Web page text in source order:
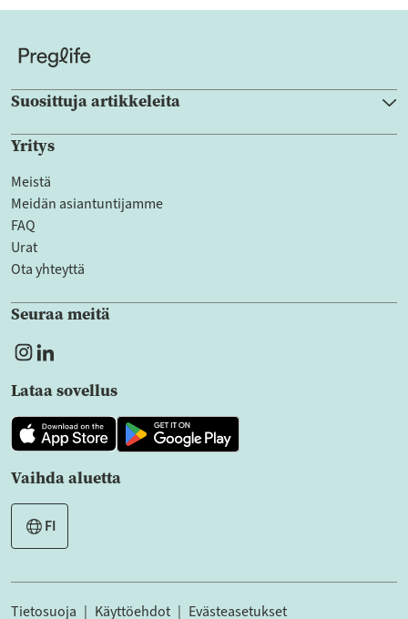
Suosittuja artikkeleita
Yritys
Meistä
Meidän asiantuntijamme
FAQ
Urat
Ota yhteyttä
Seuraa meitä
Lataa sovellus
Vaihda aluetta
FI
Tietosuoja Käyttöehdot Evästeasetukset